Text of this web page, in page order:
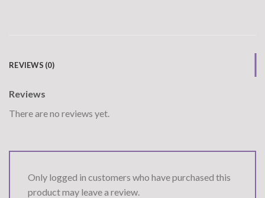
REVIEWS (0)
Reviews
There are no reviews yet.
Only logged in customers who have purchased this
product may leave a review.